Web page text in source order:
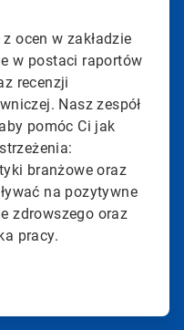
ocen w zakładzie
w postaci raportów
recenzji
Nasz zespół
pomóc Ci jak
branżowe oraz
na pozytywne
zdrowszego oraz
pracy.